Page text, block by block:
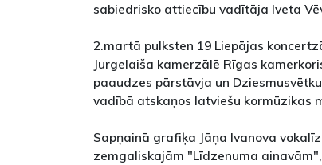
sabiedrisko attiecību vadītāja Iveta
2.martā pulksten 19 Liepājas
Jurgelaiša kamerzālē Rīgas
paaudzes pārstāvja un
vadībā atskaņos latviešu kormūzikas
Sapņainā grafiķa Jāņa Ivanova
zemgaliskajām "Līdzenuma